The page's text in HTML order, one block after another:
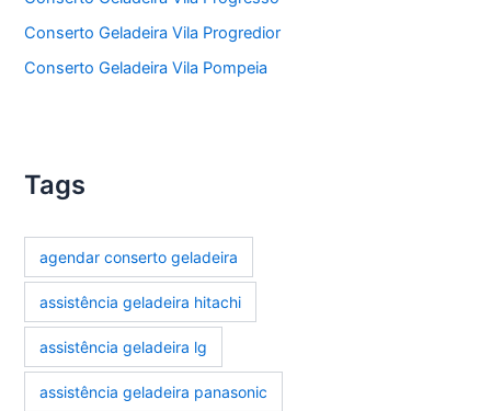
Conserto Geladeira Vila Progredior
Conserto Geladeira Vila Pompeia
Tags
agendar conserto geladeira
assistência geladeira hitachi
assistência geladeira lg
assistência geladeira panasonic